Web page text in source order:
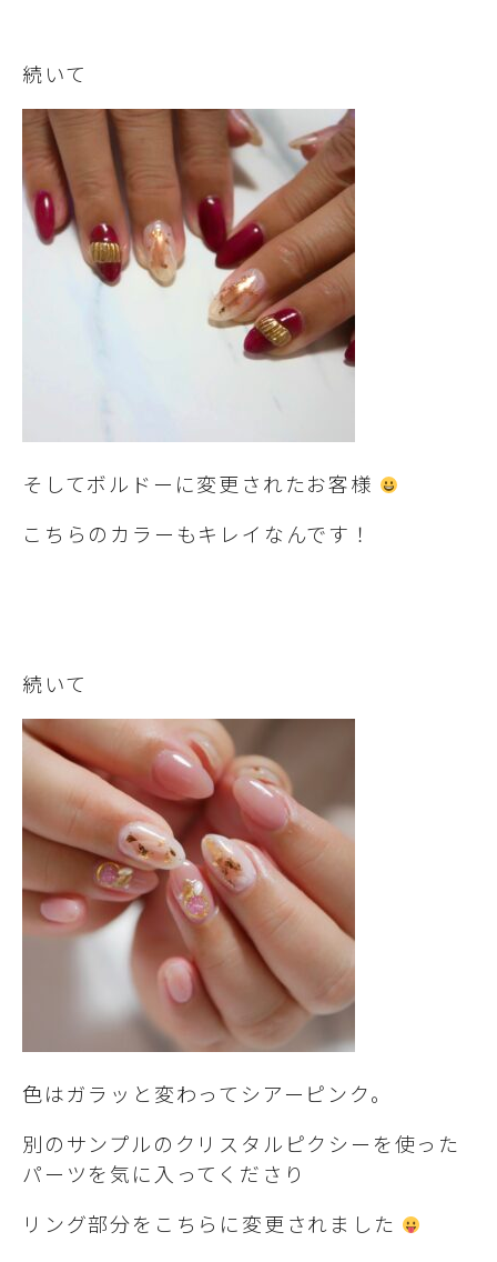
続いて
そしてボルドーに変更されたお客様
こちらのカラーもキレイなんです！
続いて
色はガラッと変わってシアーピンク。
別のサンプルのクリスタルピクシーを使った
パーツを気に入ってくださり
リング部分をこちらに変更されました